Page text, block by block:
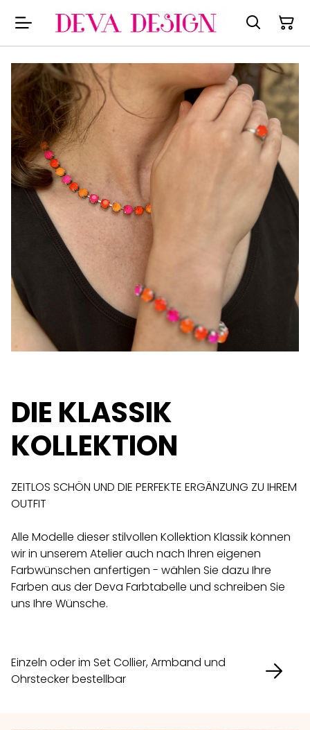
DIE KLASSIK
KOLLEKTION
ZEITLOS SCHÖN UND DIE PERFEKTE ERGÄNZUNG ZU IHREM
OUTFIT
Alle Modelle dieser stilvollen Kollektion Klassik können
wir in unserem Atelier auch nach Ihren eigenen
Farbwünschen anfertigen - wählen Sie dazu Ihre
Farben aus der Deva Farbtabelle und schreiben Sie
uns Ihre Wünsche.
Einzeln oder im Set Collier, Armband und
Ohrstecker bestellbar